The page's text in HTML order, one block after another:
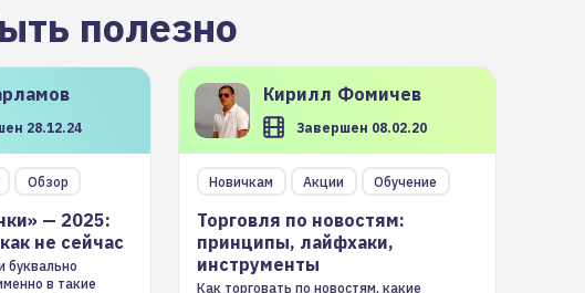
полезно
28.12.24
Обзор
— 2025:
не сейчас
буквально
в такие
Кирилл Фомичев
Завершен 08.02.20
Новичкам Акции Обучение
Торговля по новостям:
принципы, лайфхаки,
инструменты
Как торговать по новостям, какие